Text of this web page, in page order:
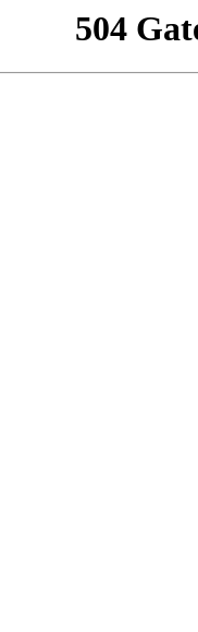
504